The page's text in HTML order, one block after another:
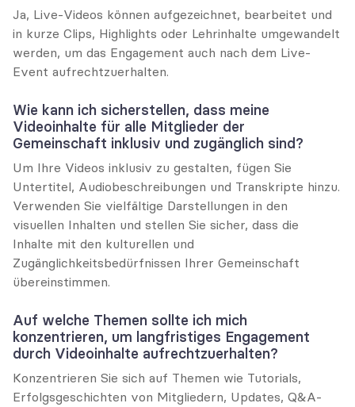
Ja, Live-Videos können aufgezeichnet, bearbeitet und
in kurze Clips, Highlights oder Lehrinhalte umgewandelt
werden, um das Engagement auch nach dem Live-
Event aufrechtzuerhalten.
Wie kann ich sicherstellen, dass meine
Videoinhalte für alle Mitglieder der
Gemeinschaft inklusiv und zugänglich sind?
Um Ihre Videos inklusiv zu gestalten, fügen Sie
Untertitel, Audiobeschreibungen und Transkripte hinzu.
Verwenden Sie vielfältige Darstellungen in den
visuellen Inhalten und stellen Sie sicher, dass die
Inhalte mit den kulturellen und
Zugänglichkeitsbedürfnissen Ihrer Gemeinschaft
übereinstimmen.
Auf welche Themen sollte ich mich
konzentrieren, um langfristiges Engagement
durch Videoinhalte aufrechtzuerhalten?
Konzentrieren Sie sich auf Themen wie Tutorials,
Erfolgsgeschichten von Mitgliedern, Updates, Q&A-